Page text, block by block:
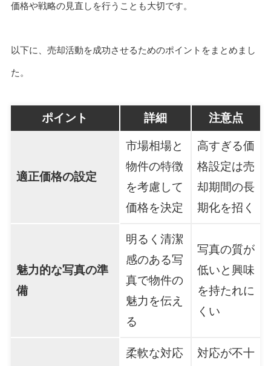
価格や戦略の見直しを行うことも大切です。
以下に、売却活動を成功させるためのポイントをまとめまし
た。
ポイント 詳細 注意点
適正価格の設定
市場相場と
物件の特徴
を考慮して
価格を決定
高すぎる価
格設定は売
却期間の長
期化を招く
魅力的な写真の準
備
明るく清潔
感のある写
真で物件の
魅力を伝え
る
写真の質が
低いと興味
を持たれに
くい
柔軟な対応
対応が不十